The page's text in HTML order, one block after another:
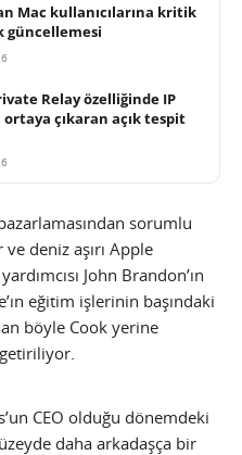
Mac kullanıcılarına kritik
güncellemesi
Relay özelliğinde IP
çıkaran açık tespit
sorumlu
ve deniz aşırı Apple
John Brandon’ın
eğitim işlerinin başındaki
böyle Cook yerine
CEO olduğu dönemdeki
daha arkadaşça bir